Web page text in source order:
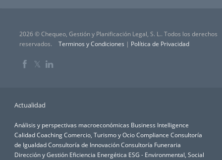
2026 © Chequeo, Gestión y Planificación Legal, S. L.. Todos los derechos
reservados.
Terminos y Condiciones | Política de Privacidad
𝕏
Actualidad
Análisis y perspectivas macroeconómicas Business Intelligence
CalidadCoachingComercio, Turismo y OcioCompliance Consultoría
de IgualdadConsultoría de InnovaciónConsultoría Funeraria
Dirección y Gestión Eficiencia Energética ESG - Environmental, Social